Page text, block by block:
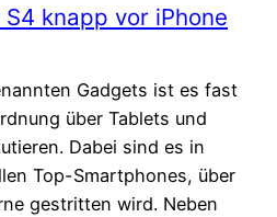
knapp vor iPhone
Gadgets ist es fast
über Tablets und
Dabei sind es in
Top-Smartphones, über
gestritten wird. Neben